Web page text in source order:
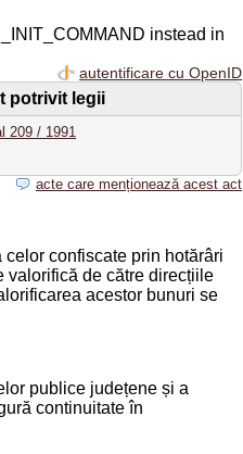
instead in
autentificare cu OpenID
potrivit legii
209 / 1991
acte care menționează acest act
confiscate prin hotărâri
valorifică de către direcțiile
acestor bunuri se
publice județene și a
continuitate în